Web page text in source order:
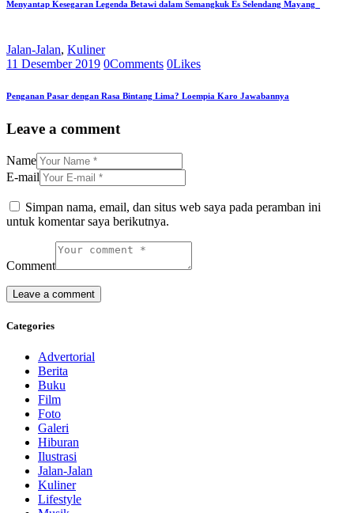
Menyantap Kesegaran Legenda Betawi dalam Semangkuk Es Selendang Mayang
Jalan-Jalan, Kuliner
11 Desember 2019 0Comments 0Likes
Penganan Pasar dengan Rasa Bintang Lima? Loempia Karo Jawabannya
Leave a comment
Name
E-mail
Simpan nama, email, dan situs web saya pada peramban ini
untuk komentar saya berikutnya.
Comment
Categories
Advertorial
Berita
Buku
Film
Foto
Galeri
Hiburan
Ilustrasi
Jalan-Jalan
Kuliner
Lifestyle